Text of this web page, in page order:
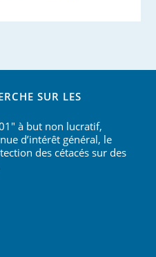
SUR LES
à but non lucratif,
d’intérêt général, le
des cétacés sur des